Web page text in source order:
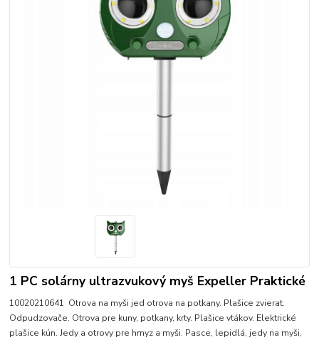
1 PC solárny ultrazvukový myš Expeller Praktické
10020210641 Otrova na myši jed otrova na potkany. Plašice zvierat.
Odpudzovače. Otrova pre kuny, potkany, krty. Plašice vtákov. Elektrické
plašice kún. Jedy a otrovy pre hmyz a myši. Pasce, lepidlá, jedy na myši,